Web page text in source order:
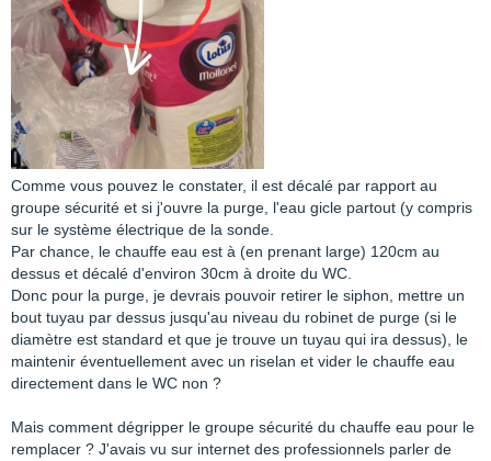
Comme vous pouvez le constater, il est décalé par rapport au
groupe sécurité et si j'ouvre la purge, l'eau gicle partout (y compris
sur le système électrique de la sonde.
Par chance, le chauffe eau est à (en prenant large) 120cm au
dessus et décalé d'environ 30cm à droite du WC.
Donc pour la purge, je devrais pouvoir retirer le siphon, mettre un
bout tuyau par dessus jusqu'au niveau du robinet de purge (si le
diamètre est standard et que je trouve un tuyau qui ira dessus), le
maintenir éventuellement avec un riselan et vider le chauffe eau
directement dans le WC non ?
Mais comment dégripper le groupe sécurité du chauffe eau pour le
remplacer ? J'avais vu sur internet des professionnels parler de